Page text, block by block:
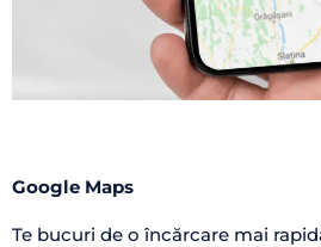
Google Maps
Te bucuri de o încărcare mai